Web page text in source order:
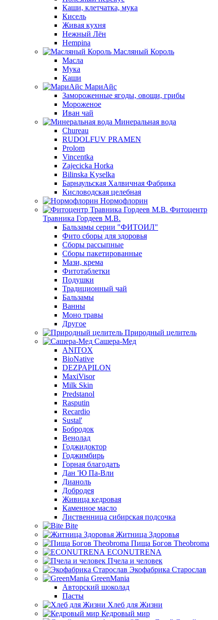
Каши, клетчатка, мука
Кисель
Живая кухня
Нежный Лён
Hempina
Масляный Король
Масла
Мука
Каши
МариАйс
Замороженные ягоды, овощи, грибы
Мороженое
Иван чай
Минеральная вода
Chureau
RUDOLFUV PRAMEN
Prolom
Vincentka
Zajecicka Horka
Bilinska Kyselka
Барнаульская Халвичная Фабрика
Кисловодская целебная
Нормофлорин
Фитоцентр
Травника Гордеев М.В.
Бальзамы серии "ФИТОИЛ"
Фито сборы для здоровья
Сборы рассыпные
Сборы пакетированные
Мази, крема
Фитотаблетки
Подушки
Традиционный чай
Бальзамы
Ванны
Моно травы
Другое
Природный целитель
Сашера-Мед
ANITOX
BioNative
DEZPAPILON
MaxiVisor
Milk Skin
Predstanol
Rasputin
Recardio
Sustal'
Бобродок
Венолад
Годжидоктор
Годжимбирь
Горная благодать
Дан 'Ю Па-Вли
Дианоль
Добродея
Живица кедровая
Каменное масло
Лиственница сибирская подсочка
Bite
Житница Здоровья
Пища Богов Theobroma
ECONUTRENA
Пчела и человек
Экофабрика Старослав
GreenMania
Авторский шоколад
Пасты
Хлеб для Жизни
Кедровый мир